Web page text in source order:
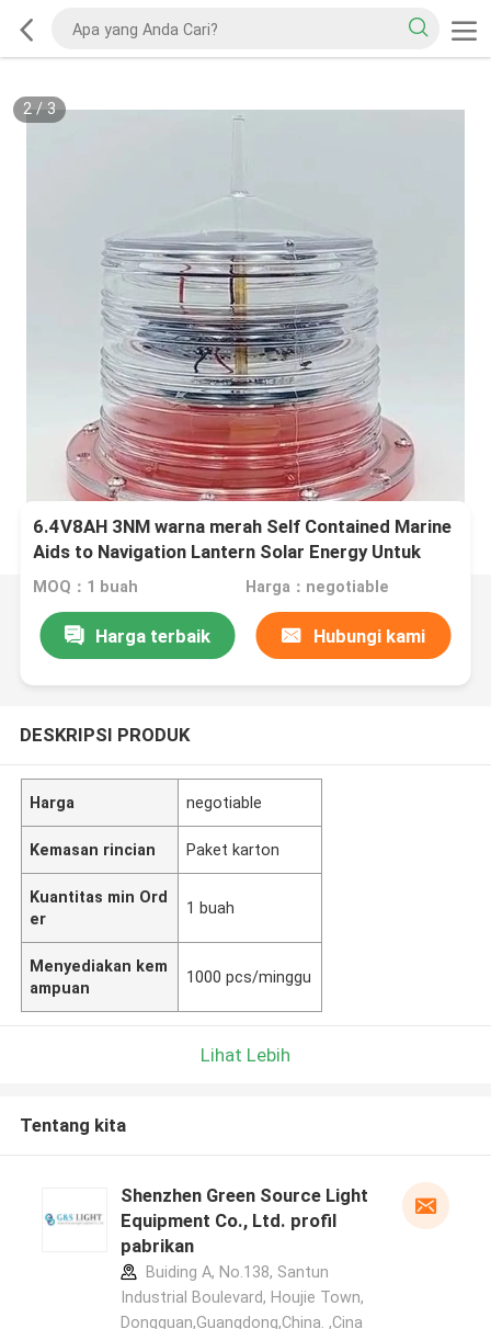
2/3
6.4V8AH 3NM warna merah Self Contained Marine
Aids to Navigation Lantern Solar Energy Untuk
sungai pedalaman
MOQ：1 buah Harga：negotiable
Harga terbaik Hubungi kami
DESKRIPSI PRODUK
Harga negotiable
Kemasan rincian Paket karton
Kuantitas min Ord
er
1 buah
Menyediakan kem
ampuan
1000 pcs/minggu
Lihat Lebih
Tentang kita
Shenzhen Green Source Light
Equipment Co., Ltd. profil
pabrikan
Buiding A, No.138, Santun
Industrial Boulevard, Houjie Town,
Dongguan,Guangdong,China. ,Cina